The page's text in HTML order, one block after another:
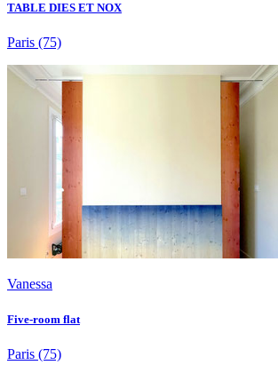
TABLE DIES ET NOX
Paris (75)
Vanessa
Five-room flat
Paris (75)